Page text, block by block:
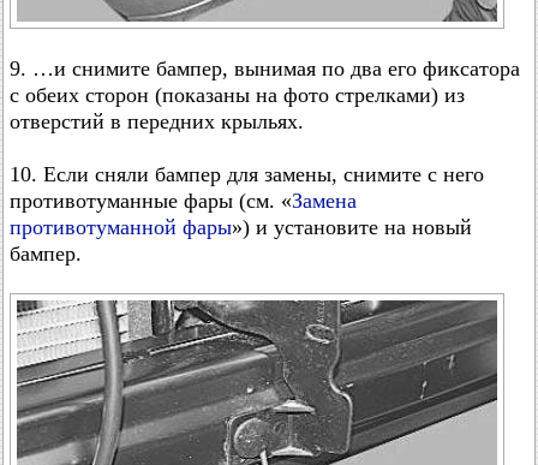
9. …и снимите бампер, вынимая по два его фиксатора
с обеих сторон (показаны на фото стрелками) из
отверстий в передних крыльях.
10. Если сняли бампер для замены, снимите с него
противотуманные фары (см. «Замена
противотуманной фары») и установите на новый
бампер.